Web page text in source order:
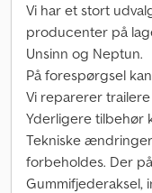
Vi har et stort
producenter på
Unsinn og Neptun.
På forespørgsel
Vi reparerer
Yderligere tilbehør
Tekniske
forbeholdes. Der
Gummifjederaksel,